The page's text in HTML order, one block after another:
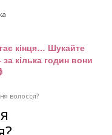
кінця… Шукайте
кілька годин вони
волосся?